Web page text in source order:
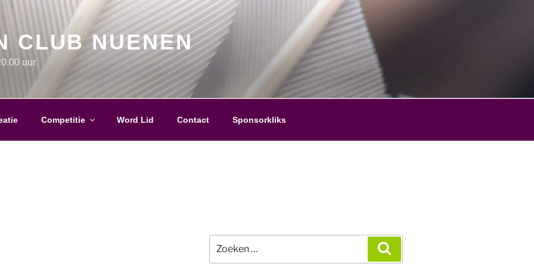
CLUB NUENEN
uur
Competitie Word Lid Contact Sponsorkliks
naar: